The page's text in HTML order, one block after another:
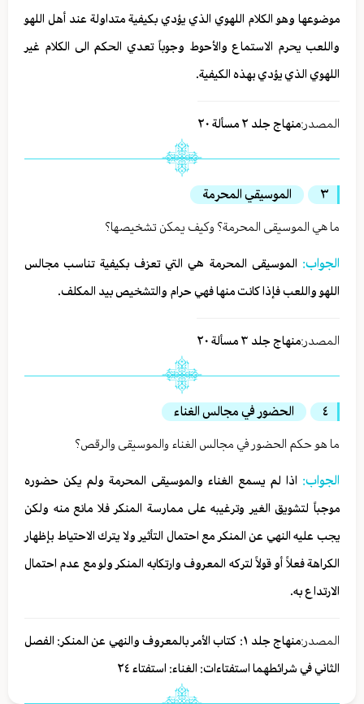
موضوعها وهو الكلام اللهوي الذي يؤدي بكيفية متداولة عند أهل اللهو
واللعب يحرم الاستماع والأحوط وجوباً تعدي الحكم الى الكلام غير
اللهوي الذي يؤدي بهذه الكيفية.
المصدر:منهاج جلد ٢ مسألة ٢٠
٣
الموسيقي المحرمة
ما هي الموسيقى المحرمة؟ وكيف يمكن تشخيصها؟
الجواب: الموسيقى المحرمة هي التي تعزف بكيفية تناسب مجالس
اللهو واللعب فإذا كانت منها فهي حرام والتشخيص بيد المكلف.
المصدر:منهاج جلد ٣ مسألة ٢٠
٤
الحضور في مجالس الغناء
ما هو حكم الحضور في مجالس الغناء والموسيقى والرقص؟
الجواب: اذا لم يسمع الغناء والموسيقى المحرمة ولم يكن حضوره
موجباً لتشويق الغير وترغيبه على ممارسة المنكر فلا مانع منه ولكن
يجب عليه النهي عن المنكر مع احتمال التأثير ولا یترك الاحتیاط بإظهار
الكراهة فعلاً أو قولاً لتركه المعروف وارتكابه المنكر ولو مع عدم احتمال
الارتداع به.
المصدر:
منهاج جلد ١: كتاب الأمر بالمعروف والنهي عن المنكر: الفصل
الثاني في شرائطهما استفتاءات: الغناء: استفتاء ٢٤